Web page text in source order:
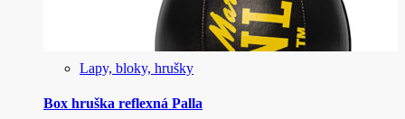
Lapy, bloky, hrušky
Box hruška reflexná Palla